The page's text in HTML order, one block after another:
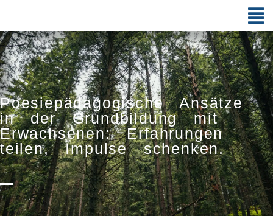
Poesiepädagogische Ansätze
in der Grundbildung mit
Erwachsenen: Erfahrungen
teilen, Impulse schenken.